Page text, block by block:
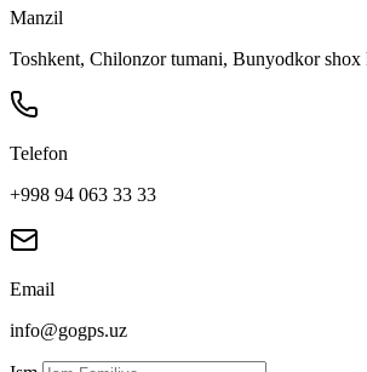
Manzil
Toshkent, Chilonzor tumani, Bunyodkor shox
Telefon
+998 94 063 33 33
Email
info@gogps.uz